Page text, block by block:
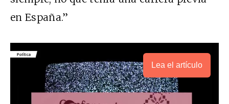
en España.”
Lea el artículo